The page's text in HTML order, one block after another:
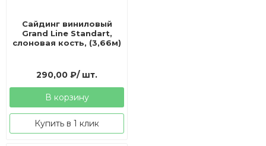
Сайдинг виниловый
Grand Line Standart,
слоновая кость, (3,66м)
290,00₽/ шт.
В корзину
Купить в 1 клик